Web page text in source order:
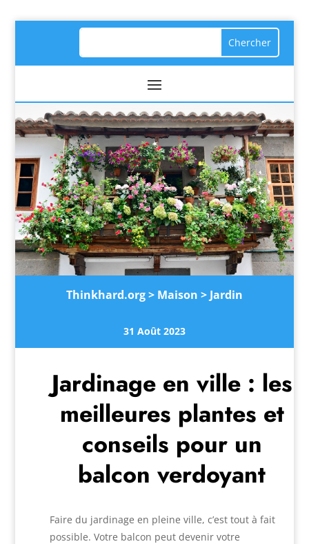
Thinkhard.org> Maison > Jardin
31 Août 2023
Jardinage en ville : les
meilleures plantes et
conseils pour un
balcon verdoyant
Faire du jardinage en pleine ville, c’est tout à fait
possible. Votre balcon peut devenir votre